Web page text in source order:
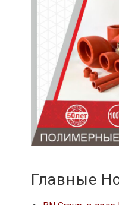
Главные